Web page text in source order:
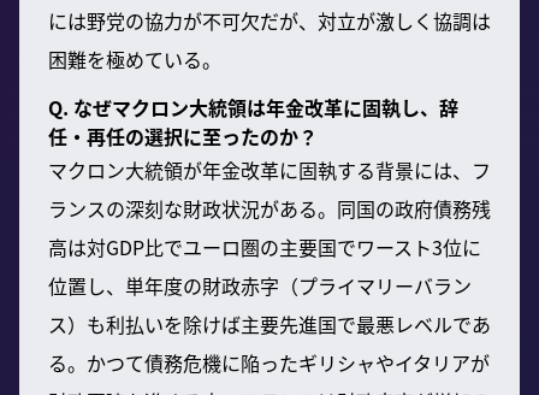
には野党の協力が不可欠だが、対立が激しく協調は
困難を極めている。
Q. なぜマクロン大統領は年金改革に固執し、辞
任・再任の選択に至ったのか？
マクロン大統領が年金改革に固執する背景には、フ
ランスの深刻な財政状況がある。同国の政府債務残
高は対GDP比でユーロ圏の主要国でワースト3位に
位置し、単年度の財政赤字（プライマリーバラン
ス）も利払いを除けば主要先進国で最悪レベルであ
る。かつて債務危機に陥ったギリシャやイタリアが